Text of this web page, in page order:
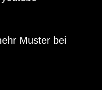
Muster bei